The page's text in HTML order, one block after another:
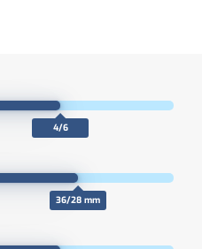
4/6
36/28 mm